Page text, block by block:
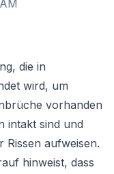
die in
wird, um
vorhanden
intakt sind und
aufweisen.
hinweist, dass